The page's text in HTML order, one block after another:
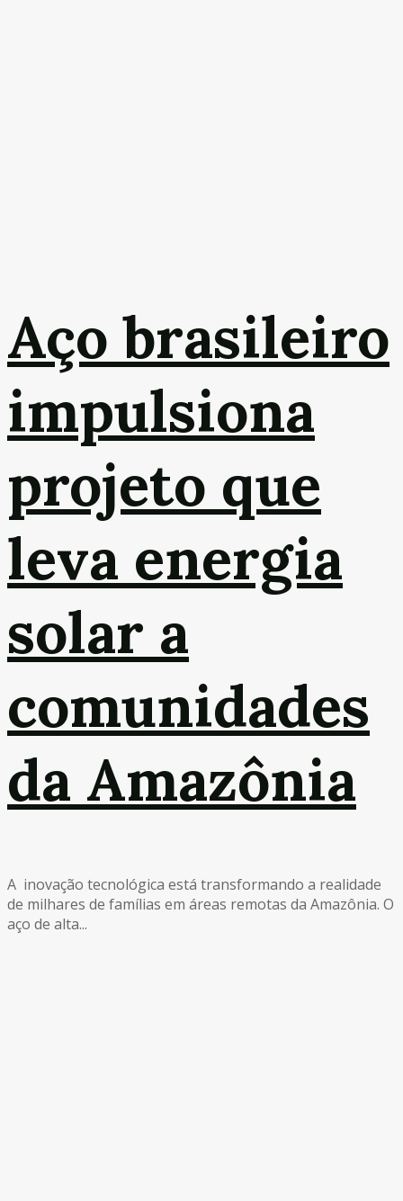
Aço brasileiro
impulsiona
projeto que
leva energia
solar a
comunidades
da Amazônia
A inovação tecnológica está transformando a realidade
de milhares de famílias em áreas remotas da Amazônia. O
aço de alta...